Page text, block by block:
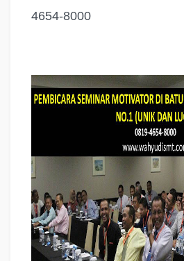
4654-8000